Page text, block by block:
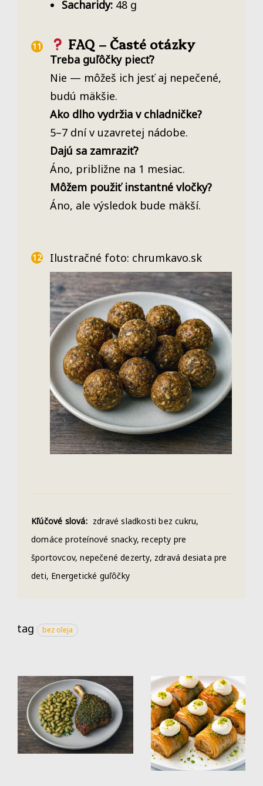
Sacharidy: 48 g
FAQ – Časté otázky
Treba guľôčky piecť?
Nie — môžeš ich jesť aj nepečené,
budú mäkšie.
Ako dlho vydržia v chladničke?
5–7 dní v uzavretej nádobe.
Dajú sa zamraziť?
Áno, približne na 1 mesiac.
Môžem použiť instantné vločky?
Áno, ale výsledok bude mäkší.
Ilustračné foto: chrumkavo.sk
Kľúčové slová: zdravé sladkosti bez cukru,
domáce proteínové snacky, recepty pre
športovcov, nepečené dezerty, zdravá desiata pre
deti, Energetické guľôčky
tag bez oleja